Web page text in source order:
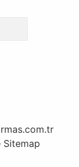
Sitemap